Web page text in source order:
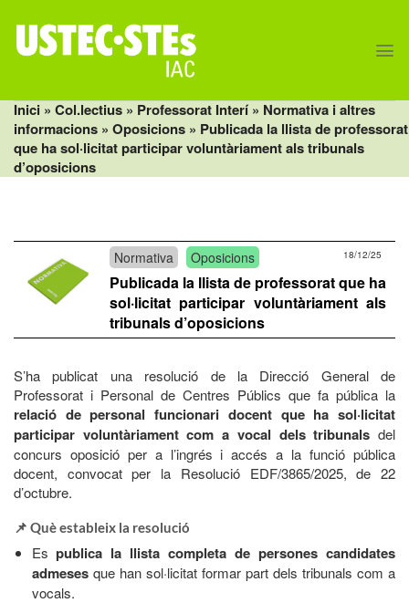
content
Inici » Col.lectius » Professorat Interí » Normativa i altres
informacions » Oposicions » Publicada la llista de professorat
que ha sol·licitat participar voluntàriament als tribunals
d’oposicions
Normativa Oposicions 18/12/25
Publicada la llista de professorat que ha
sol·licitat participar voluntàriament als
tribunals d’oposicions
S’ha publicat una resolució de la Direcció General de
Professorat i Personal de Centres Públics que fa pública la
relació de personal funcionari docent que ha sol·licitat
participar voluntàriament com a vocal dels tribunals del
concurs oposició per a l’ingrés i accés a la funció pública
docent, convocat per la Resolució EDF/3865/2025, de 22
d’octubre.
📌 Què estableix la resolució
Espublica la llista completa de persones candidates
admesesque han sol·licitat formar part dels tribunals com a
vocals.